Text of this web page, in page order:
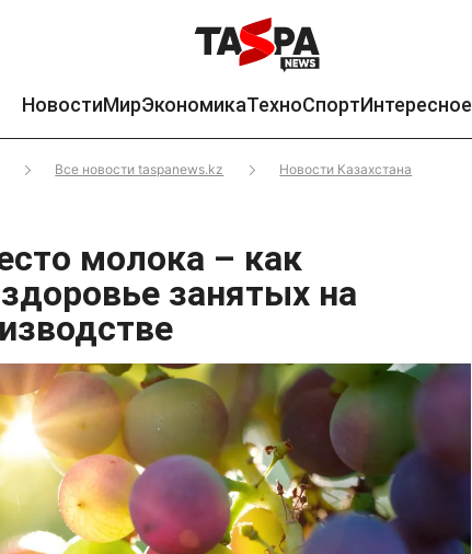
НовостиМирЭкономикаТехноСпортИнтересное
Все новости taspanews.kz Новости Казахстана
молока – как
занятых на